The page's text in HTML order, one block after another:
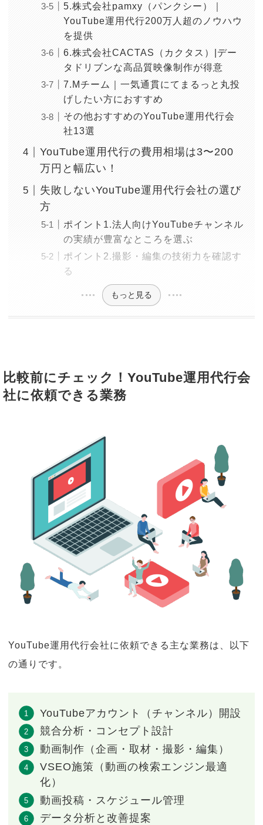
5.株式会社pamxy（パンクシー）｜
YouTube運用代行200万人超のノウハウ
を提供
6.株式会社CACTAS（カクタス）|デー
タドリブンな高品質映像制作が得意
7.Mチーム｜一気通貫にてまるっと丸投
げしたい方におすすめ
その他おすすめのYouTube運用代行会
社13選
YouTube運用代行の費用相場は3〜200
万円と幅広い！
失敗しないYouTube運用代行会社の選び
方
ポイント1.法人向けYouTubeチャンネル
の実績が豊富なところを選ぶ
ポイント2.撮影・編集の技術力を確認す
る
もっと見る
比較前にチェック！YouTube運用代行会
社に依頼できる業務
YouTube運用代行会社に依頼できる主な業務は、以下
の通りです。
YouTubeアカウント（チャンネル）開設
競合分析・コンセプト設計
動画制作（企画・取材・撮影・編集）
VSEO施策（動画の検索エンジン最適
化）
動画投稿・スケジュール管理
データ分析と改善提案